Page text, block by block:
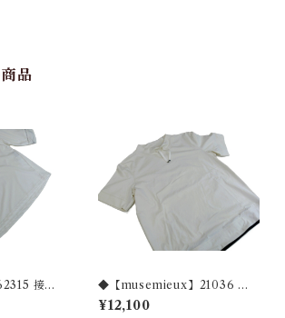
品
接触
◆【musemieux】21036 裾
配色綿100％カットソー◆
¥12,100